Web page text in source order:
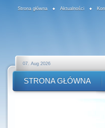
Strona główna Aktualności
07. Aug 2026
STRONA GŁÓWNA